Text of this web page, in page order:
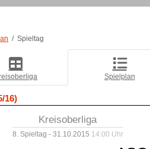
Spieltag
Spielplan
16)
Kreisoberliga
8. Spieltag - 31.10.2015 14:00 Uhr